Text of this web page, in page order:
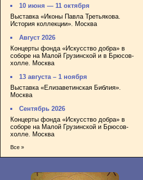
10 июня — 11 октября
Выставка «Иконы Павла Третьякова.
История коллекции». Москва
Август 2026
Концерты фонда «Искусство добра» в
соборе на Малой Грузинской и в Брюсов-
холле. Москва
13 августа – 1 ноября
Выставка «Елизаветинская Библия».
Москва
Сентябрь 2026
Концерты фонда «Искусство добра» в
соборе на Малой Грузинской и Брюсов-
холле. Москва
Все »